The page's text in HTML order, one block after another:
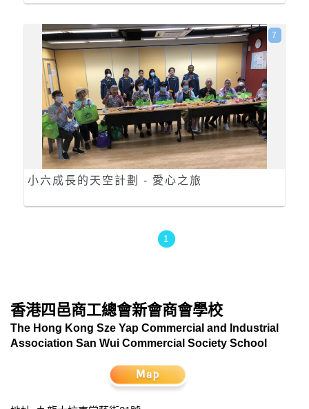
小六成長的天空計劃 - 愛心之旅
7
1
香港四邑商工總會新會商會學校
The Hong Kong Sze Yap Commercial and Industrial
Association San Wui Commercial Society School